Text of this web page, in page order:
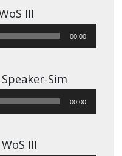
III
00:00
Sim
00:00
III